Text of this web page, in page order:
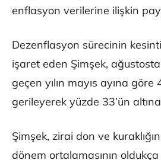
enflasyon verilerine ilişkin
Dezenflasyon sürecinin
işaret eden Şimşek, ağustosta
geçen yılın mayıs ayına göre
gerileyerek yüzde 33’ün
Şimşek, zirai don ve
dönem ortalamasının